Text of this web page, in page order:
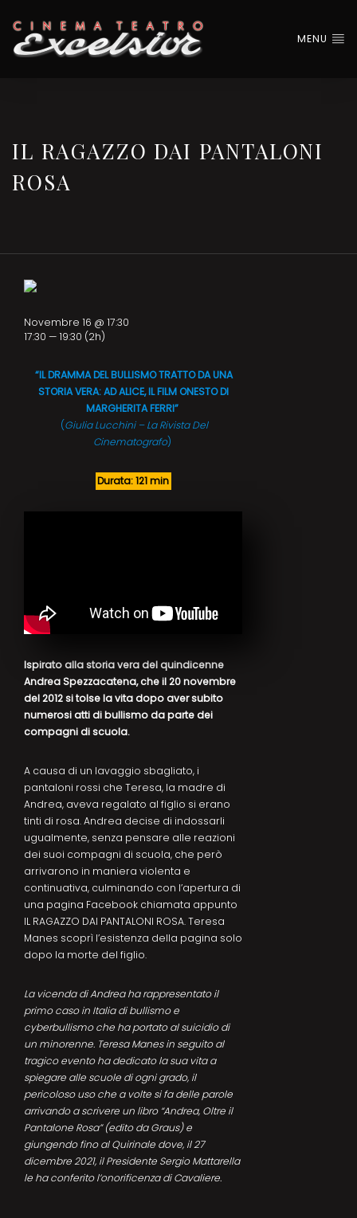
MENU
IL RAGAZZO DAI PANTALONI
ROSA
“IL DRAMMA DEL BULLISMO TRATTO DA UNA
STORIA VERA: AD ALICE, IL FILM ONESTO DI
MARGHERITA FERRI”
(Giulia Lucchini – La Rivista Del
Cinematografo)
Durata: 121 min
Ispirato alla storia vera del quindicenne
Andrea Spezzacatena, che il 20 novembre
del 2012 si tolse la vita dopo aver subito
numerosi atti di bullismo da parte dei
compagni di scuola.
A causa di un lavaggio sbagliato, i
pantaloni rossi che Teresa, la madre di
Andrea, aveva regalato al figlio si erano
tinti di rosa. Andrea decise di indossarli
ugualmente, senza pensare alle reazioni
dei suoi compagni di scuola, che però
arrivarono in maniera violenta e
continuativa, culminando con l’apertura di
una pagina Facebook chiamata appunto
IL RAGAZZO DAI PANTALONI ROSA. Teresa
Manes scoprì l’esistenza della pagina solo
dopo la morte del figlio.
La vicenda di Andrea ha rappresentato il
primo caso in Italia di bullismo e
cyberbullismo che ha portato al suicidio di
un minorenne. Teresa Manes in seguito al
tragico evento ha dedicato la sua vita a
spiegare alle scuole di ogni grado, il
pericoloso uso che a volte si fa delle parole
arrivando a scrivere un libro “Andrea, Oltre il
Pantalone Rosa” (edito da Graus) e
giungendo fino al Quirinale dove, il 27
dicembre 2021, il Presidente Sergio Mattarella
le ha conferito l’onorificenza di Cavaliere.
Novembre 16 @ 17:30
17:30 — 19:30 (2h)